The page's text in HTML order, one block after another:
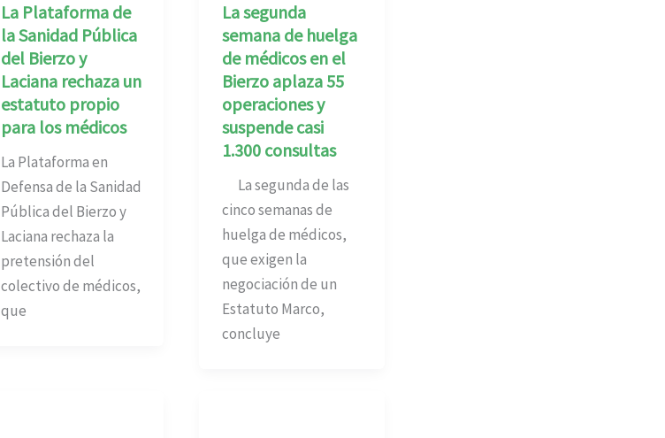
La Plataforma de
la Sanidad Pública
del Bierzo y
Laciana rechaza un
estatuto propio
para los médicos
La Plataforma en
Defensa de la Sanidad
Pública del Bierzo y
Laciana rechaza la
pretensión del
colectivo de médicos,
que
La segunda
semana de huelga
de médicos en el
Bierzo aplaza 55
operaciones y
suspende casi
1.300 consultas
La segunda de las
cinco semanas de
huelga de médicos,
que exigen la
negociación de un
Estatuto Marco,
concluye